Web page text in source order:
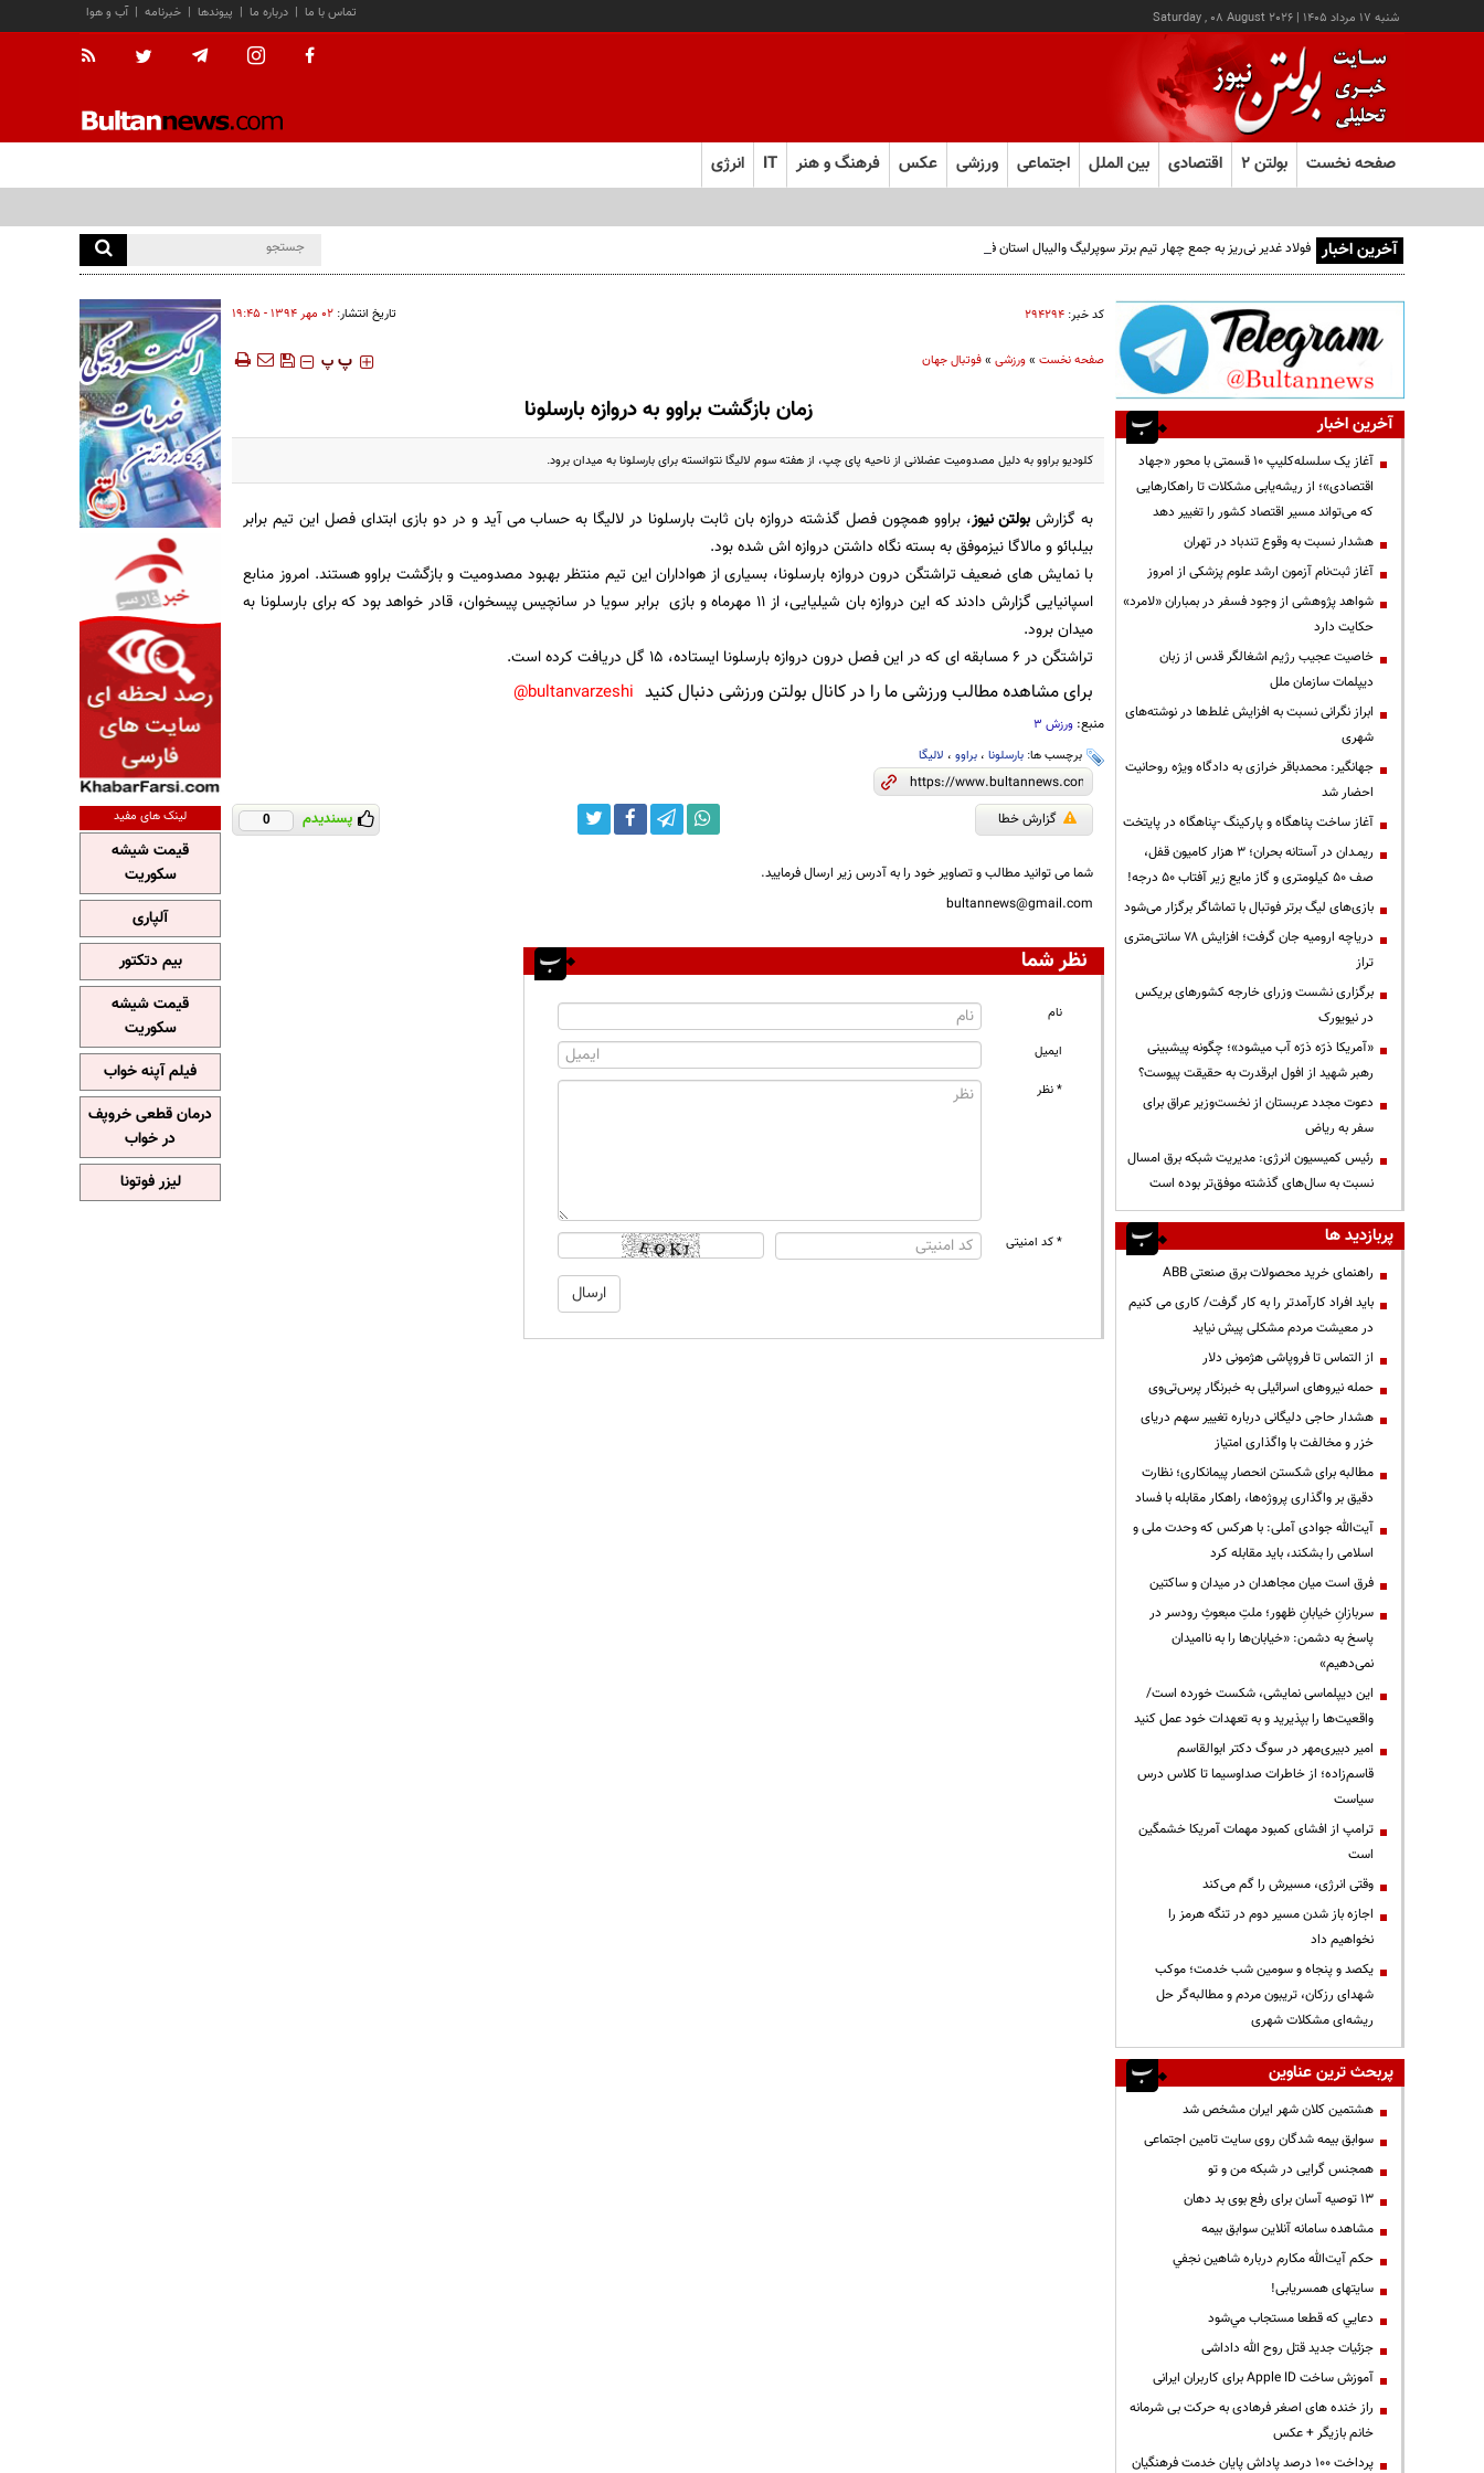
شنبه ۱۷ مرداد ۱۴۰۵ |
Saturday , 08 August 2026 آب و هوا | خبرنامه | پیوندها | درباره ما | تماس با ما
صفحه نخست بولتن ۲ اقتصادی بین الملل اجتماعی ورزشی عکس فرهنگ و هنر IT انرژی
آخرین اخبار فولاد غدیر نی‌ریز به جمع چهار تیم برتر سوپرلیگ والیبال استان فارس صعود کرد
کد خبر: ۲۹۴۲۹۴ تاریخ انتشار: ۰۲ مهر ۱۳۹۴ - ۱۹:۴۵
صفحه نخست»ورزشی»فوتبال جهان ‍‍‍ پ پ
زمان بازگشت براوو به دروازه بارسلونا
کلودیو براوو به دلیل مصدومیت عضلانی از ناحیه پای چپ، از هفته سوم لالیگا نتوانسته برای بارسلونا به میدان برود.
به گزارش بولتن نیوز، براوو همچون فصل گذشته دروازه بان ثابت بارسلونا در لالیگا به حساب می آید و در دو بازی ابتدای فصل این تیم برابر
بیلبائو و مالاگا نیزموفق به بسته نگاه داشتن دروازه اش شده بود.
با نمایش های ضعیف تراشتگن درون دروازه بارسلونا، بسیاری از هواداران این تیم منتظر بهبود مصدومیت و بازگشت براوو هستند. امروز منابع
اسپانیایی گزارش دادند که این دروازه بان شیلیایی، از 11 مهرماه و بازی برابر سویا در سانچیس پیسخوان، قادر خواهد بود که برای بارسلونا به
میدان برود.
تراشتگن در 6 مسابقه ای که در این فصل درون دروازه بارسلونا ایستاده، 15 گل دریافت کرده است.
برای مشاهده مطالب ورزشی ما را در کانال بولتن ورزشی دنبال کنید bultanvarzeshi@
منبع: ورزش 3
برچسب ها: بارسلونا، براوو، لالیگا
گزارش خطا پسندیدم 0
شما می توانید مطالب و تصاویر خود را به آدرس زیر ارسال فرمایید.
bultannews@gmail.com
نظر شما
نام
ایمیل
* نظر
* کد امنیتی
آخرین اخبار
آغاز یک سلسله‌کلیپ ۱۰ قسمتی با محور «جهاد
اقتصادی»؛ از ریشه‌یابی مشکلات تا راهکارهایی
که می‌تواند مسیر اقتصاد کشور را تغییر دهد
هشدار نسبت به وقوع تندباد در تهران
آغاز ثبت‌نام آزمون ارشد علوم پزشکی از امروز
شواهد پژوهشی از وجود فسفر در بمباران «لامرد»
حکایت دارد
خاصیت عجیب رژیم اشغالگر قدس از زبان
دیپلمات سازمان ملل
ابراز نگرانی نسبت به افزایش غلط‌ها در نوشته‌های
شهری
جهانگیر: محمدباقر خرازی به دادگاه ویژه روحانیت
احضار شد
آغاز ساخت پناهگاه و پارکینگ -پناهگاه در پایتخت
ریمـدان در آستانه بحران؛ ۳ هزار کامیون قفل،
صف ۵۰ کیلومتری و گاز مایع زیر آفتاب ۵۰ درجه!
بازی‌های لیگ برتر فوتبال با تماشاگر برگزار می‌شود
دریاچه ارومیه جان گرفت؛ افزایش ۷۸ سانتی‌متری
تراز
برگزاری نشست وزرای خارجه کشورهای بریکس
در نیویورک
«آمریکا ذرّه ذرّه آب میشود»؛ چگونه پیشبینی
رهبر شهید از افول ابرقدرت به حقیقت پیوست؟
دعوت مجدد عربستان از نخست‌وزیر عراق برای
سفر به ریاض
رئیس کمیسیون انرژی: مدیریت شبکه برق امسال
نسبت به سال‌های گذشته موفق‌تر بوده است
پربازدید ها
راهنمای خرید محصولات برق صنعتی ABB
باید افراد کارآمدتر را به کار گرفت/ کاری می کنیم
در معیشت مردم مشکلی پیش نیاید
از التماس تا فروپاشی هژمونی دلار
حمله نیروهای اسرائیلی به خبرنگار پرس‌تی‌وی
هشدار حاجی دلیگانی درباره تغییر سهم دریای
خزر و مخالفت با واگذاری امتیاز
مطالبه برای شکستن انحصار پیمانکاری؛ نظارت
دقیق بر واگذاری پروژه‌ها، راهکار مقابله با فساد
آیت‌الله جوادی آملی: با هرکس که وحدت ملی و
اسلامی را بشکند، باید مقابله کرد
فرق است میان مجاهدان در میدان و ساکتین
سربازانِ خیابانِ ظهور؛ ملتِ مبعوثِ رودسر در
پاسخ به دشمن: «خیابان‌ها را به ناامیدان
نمی‌دهیم»
این دیپلماسی نمایشی، شکست خورده است/
واقعیت‌ها را بپذیرید و به تعهدات خود عمل کنید
امیر دبیری‌مهر در سوگ دکتر ابوالقاسم
قاسم‌زاده؛ از خاطرات صداوسیما تا کلاس درس
سیاست
ترامپ از افشای کمبود مهمات آمریکا خشمگین
است
وقتی انرژی، مسیرش را گم می‌کند
اجازه باز شدن مسیر دوم در تنگه هرمز را
نخواهیم داد
یکصد و پنجاه و سومین شب خدمت؛ موکب
شهدای رزکان، تریبون مردم و مطالبه‌گر حل
ریشه‌ای مشکلات شهری
پربحث ترین عناوین
هشتمین کلان شهر ایران مشخص شد
سوابق بیمه شدگان روی سایت تامین اجتماعی
همجنس گرایی در شبکه من و تو
13 توصیه آسان برای رفع بوی بد دهان
مشاهده سامانه آنلاين سوابق بیمه
حكم آيت‌الله مكارم درباره شاهين نجفي
سایتهای همسریابی!
دعايي كه قطعا مستجاب مي‌شود
جزئیات جدید قتل روح الله داداشی
آموزش ساخت Apple ID برای کاربران ایرانی
راز خنده های اصغر فرهادی به حرکت بی شرمانه
خانم بازیگر + عکس
پرداخت ۱۰۰ درصد پاداش پایان خدمت فرهنگیان
لینک های مفید
قیمت شیشه
سکوریت
آلپاری
بیم دتکتور
قیمت شیشه
سکوریت
فیلم آپنه خواب
درمان قطعی خروپف
در خواب
لیزر فوتونا